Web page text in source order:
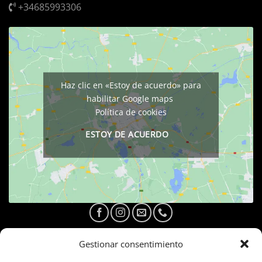
Gestionar consentimiento
+34685993306
Haz clic en «Estoy de acuerdo» para
habilitar Google maps
Política de cookies
ESTOY DE ACUERDO